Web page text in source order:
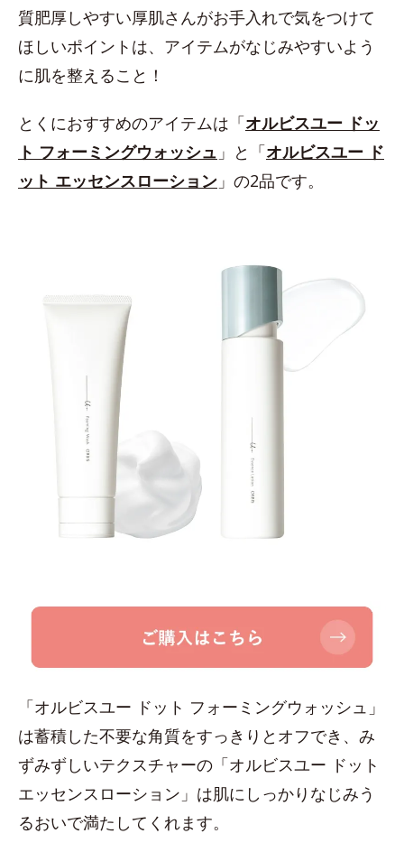
質肥厚しやすい厚肌さんがお手入れで気をつけて
ほしいポイントは、アイテムがなじみやすいよう
に肌を整えること！
とくにおすすめのアイテムは「オルビスユー ドッ
ト フォーミングウォッシュ 」と「オルビスユー ド
ット エッセンスローション 」の2品です。
「オルビスユー ドット フォーミングウォッシュ」
は蓄積した不要な角質をすっきりとオフでき、み
ずみずしいテクスチャーの「オルビスユー ドット
エッセンスローション」は肌にしっかりなじみう
るおいで満たしてくれます。